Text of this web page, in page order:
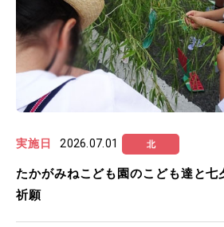
実施日 2026.07.01 北
たかがみねこども園のこども達と七
祈願